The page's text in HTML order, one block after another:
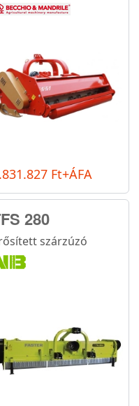
Ft+ÁFA
280
szárzúzó